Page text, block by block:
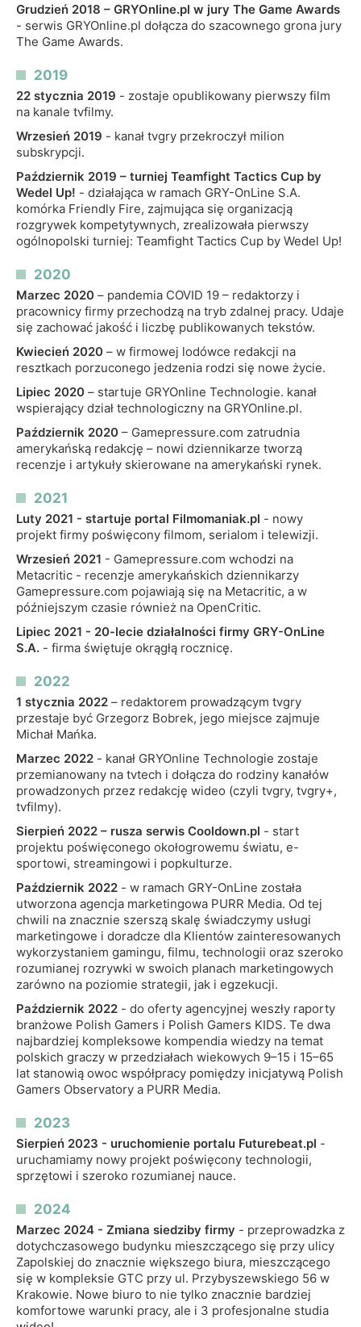
Grudzień 2018 – GRYOnline.pl w jury The Game Awards
- serwis GRYOnline.pl dołącza do szacownego grona jury
The Game Awards.
2019
22 stycznia 2019 - zostaje opublikowany pierwszy film
na kanale tvfilmy.
Wrzesień 2019 - kanał tvgry przekroczył milion
subskrypcji.
Październik 2019 – turniej Teamfight Tactics Cup by
Wedel Up! - działająca w ramach GRY-OnLine S.A.
komórka Friendly Fire, zajmująca się organizacją
rozgrywek kompetytywnych, zrealizowała pierwszy
ogólnopolski turniej: Teamfight Tactics Cup by Wedel Up!
2020
Marzec 2020 – pandemia COVID 19 – redaktorzy i
pracownicy firmy przechodzą na tryb zdalnej pracy. Udaje
się zachować jakość i liczbę publikowanych tekstów.
Kwiecień 2020 – w firmowej lodówce redakcji na
resztkach porzuconego jedzenia rodzi się nowe życie.
Lipiec 2020 – startuje GRYOnline Technologie. kanał
wspierający dział technologiczny na GRYOnline.pl.
Październik 2020 – Gamepressure.com zatrudnia
amerykańską redakcję – nowi dziennikarze tworzą
recenzje i artykuły skierowane na amerykański rynek.
2021
Luty 2021 - startuje portal Filmomaniak.pl - nowy
projekt firmy poświęcony filmom, serialom i telewizji.
Wrzesień 2021 - Gamepressure.com wchodzi na
Metacritic - recenzje amerykańskich dziennikarzy
Gamepressure.com pojawiają się na Metacritic, a w
późniejszym czasie również na OpenCritic.
Lipiec 2021 - 20-lecie działalności firmy GRY-OnLine
S.A. - firma świętuje okrągłą rocznicę.
2022
1 stycznia 2022 – redaktorem prowadzącym tvgry
przestaje być Grzegorz Bobrek, jego miejsce zajmuje
Michał Mańka.
Marzec 2022 - kanał GRYOnline Technologie zostaje
przemianowany na tvtech i dołącza do rodziny kanałów
prowadzonych przez redakcję wideo (czyli tvgry, tvgry+,
tvfilmy).
Sierpień 2022 – rusza serwis Cooldown.pl - start
projektu poświęconego okołogrowemu światu, e-
sportowi, streamingowi i popkulturze.
Październik 2022 - w ramach GRY-OnLine została
utworzona agencja marketingowa PURR Media. Od tej
chwili na znacznie szerszą skalę świadczymy usługi
marketingowe i doradcze dla Klientów zainteresowanych
wykorzystaniem gamingu, filmu, technologii oraz szeroko
rozumianej rozrywki w swoich planach marketingowych
zarówno na poziomie strategii, jak i egzekucji.
Październik 2022 - do oferty agencyjnej weszły raporty
branżowe Polish Gamers i Polish Gamers KIDS. Te dwa
najbardziej kompleksowe kompendia wiedzy na temat
polskich graczy w przedziałach wiekowych 9–15 i 15–65
lat stanowią owoc współpracy pomiędzy inicjatywą Polish
Gamers Observatory a PURR Media.
2023
Sierpień 2023 - uruchomienie portalu Futurebeat.pl -
uruchamiamy nowy projekt poświęcony technologii,
sprzętowi i szeroko rozumianej nauce.
2024
Marzec 2024 - Zmiana siedziby firmy - przeprowadzka z
dotychczasowego budynku mieszczącego się przy ulicy
Zapolskiej do znacznie większego biura, mieszczącego
się w kompleksie GTC przy ul. Przybyszewskiego 56 w
Krakowie. Nowe biuro to nie tylko znacznie bardziej
komfortowe warunki pracy, ale i 3 profesjonalne studia